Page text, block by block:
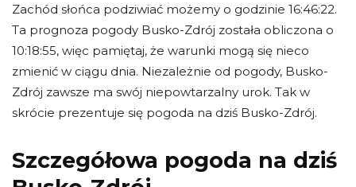
Zachód słońca podziwiać możemy o godzinie 16:46:22.
Ta prognoza pogody Busko-Zdrój została obliczona o
10:18:55, więc pamiętaj, że warunki mogą się nieco
zmienić w ciągu dnia. Niezależnie od pogody, Busko-
Zdrój zawsze ma swój niepowtarzalny urok. Tak w
skrócie prezentuje się pogoda na dziś Busko-Zdrój.
Szczegółowa pogoda na dziś